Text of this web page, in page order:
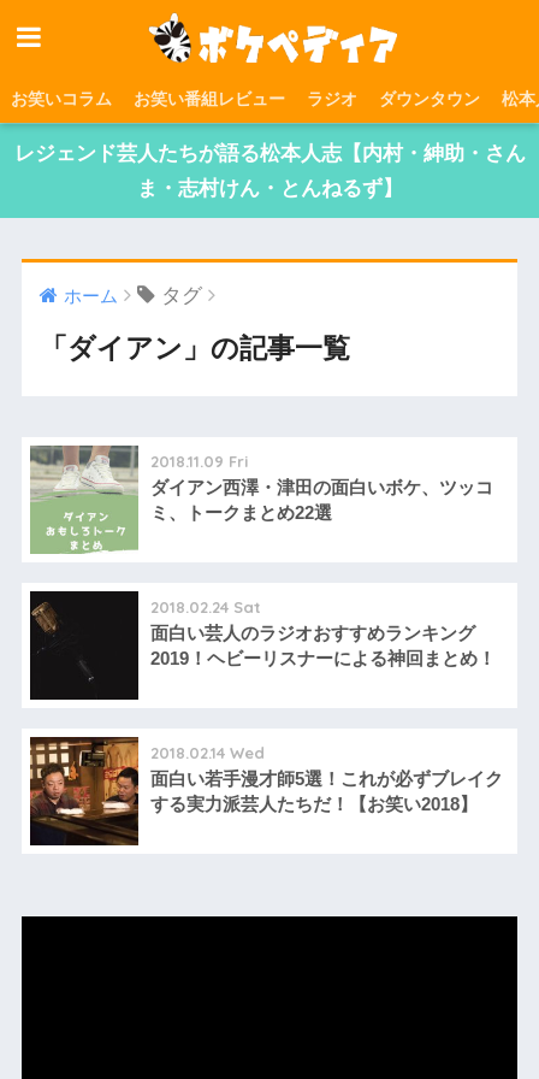
お笑いコラム お笑い番組レビュー ラジオ ダウンタウン 松本
レジェンド芸人たちが語る松本人志【内村・紳助・さん
ま・志村けん・とんねるず】
ホーム タグ
「ダイアン」の記事一覧
2018.11.09 Fri
ダイアン西澤・津田の面白いボケ、ツッコ
ミ、トークまとめ22選
2018.02.24 Sat
面白い芸人のラジオおすすめランキング
2019！ヘビーリスナーによる神回まとめ！
2018.02.14 Wed
面白い若手漫才師5選！これが必ずブレイク
する実力派芸人たちだ！【お笑い2018】